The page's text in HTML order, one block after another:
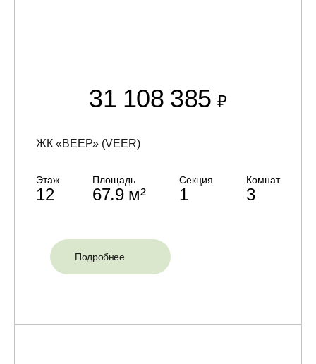
31 108 385₽
ЖК «ВЕЕР» (VEER)
Этаж
12
Площадь
67.9 м²
Секция
1
Комнат
3
Подробнее